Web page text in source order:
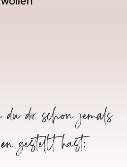
dir schon jemals
gestellt hast: